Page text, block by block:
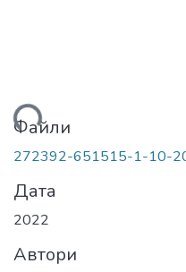
Файли
272392-651515-1-10-
Дата
2022
Автори